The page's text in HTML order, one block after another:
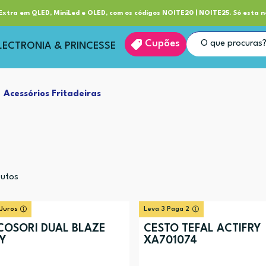
em QLED, MiniLed e OLED, com os códigos NOITE20 | NOITE25. Só esta
RP+ Entrega
& PRINCESSE Cupões
Acessórios Fritadeiras
DUAL BLAZE
Leva 3 Paga 2
CESTO TEFAL ACTIFRY
XA701074